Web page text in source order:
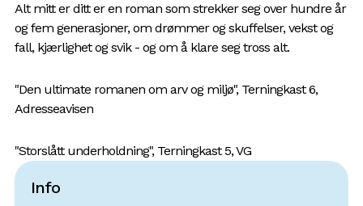
Alt mitt er ditt er en roman som strekker seg over hundre år
og fem generasjoner, om drømmer og skuffelser, vekst og
fall, kjærlighet og svik - og om å klare seg tross alt.
"Den ultimate romanen om arv og miljø", Terningkast 6,
Adresseavisen
"Storslått underholdning", Terningkast 5, VG
Info